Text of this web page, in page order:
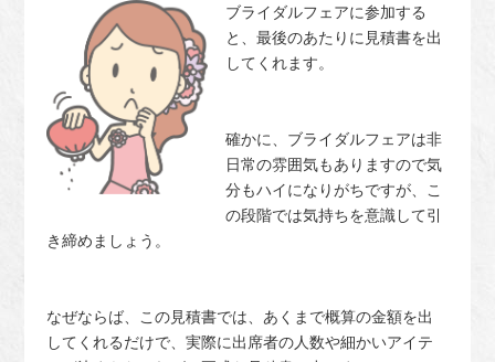
ブライダルフェアに参加する
と、最後のあたりに見積書を出
してくれます。
確かに、ブライダルフェアは非
日常の雰囲気もありますので気
分もハイになりがちですが、こ
の段階では気持ちを意識して引
き締めましょう。
なぜならば、この見積書では、あくまで概算の金額を出
してくれるだけで、実際に出席者の人数や細かいアイテ